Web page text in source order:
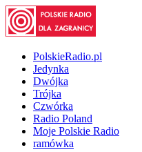
PolskieRadio.pl
Jedynka
Dwójka
Trójka
Czwórka
Radio Poland
Moje Polskie Radio
ramówka